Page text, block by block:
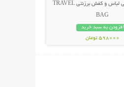
ساک مسافرتی لباس و کفش برزنتی TRAVEL
BAG
افزودن به سبد خرید
598000 تومان